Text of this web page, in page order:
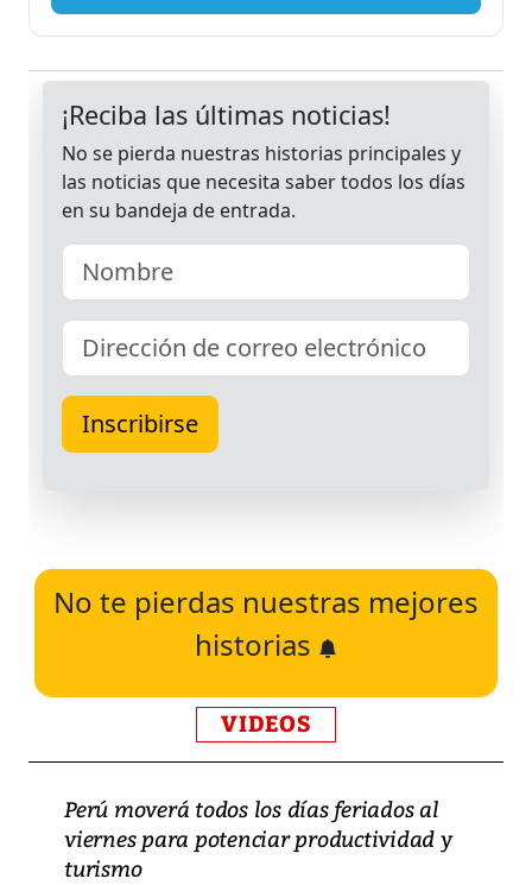
No te pierdas nuestras mejores
historias
VIDEOS
Perú moverá todos los días feriados al
viernes para potenciar productividad y
turismo